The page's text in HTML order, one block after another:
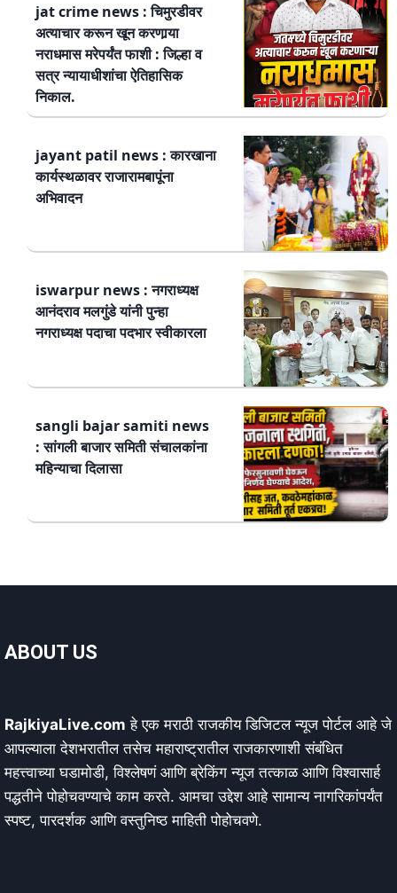
jat crime news : चिमुरडीवर
अत्याचार करून खून करणार्‍या
नराधमास मरेपर्यंत फाशी : जिल्हा व
सत्र न्यायाधीशांचा ऐतिहासिक
निकाल.
jayant patil news : कारखाना
कार्यस्थळावर राजारामबापूंना
अभिवादन
iswarpur news : नगराध्यक्ष
आनंदराव मलगुंडे यांनी पुन्हा
नगराध्यक्ष पदाचा पदभार स्वीकारला
sangli bajar samiti news
: सांगली बाजार समिती संचालकांना
महिन्याचा दिलासा
ABOUT US
RajkiyaLive.com हे एक मराठी राजकीय डिजिटल न्यूज पोर्टल आहे जे
आपल्याला देशभरातील तसेच महाराष्ट्रातील राजकारणाशी संबंधित
महत्त्वाच्या घडामोडी, विश्लेषणं आणि ब्रेकिंग न्यूज तत्काळ आणि विश्वासार्ह
पद्धतीने पोहोचवण्याचे काम करते. आमचा उद्देश आहे सामान्य नागरिकांपर्यंत
स्पष्ट, पारदर्शक आणि वस्तुनिष्ठ माहिती पोहोचवणे.